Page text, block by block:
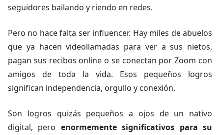
seguidores bailando y riendo en redes.
Pero no hace falta ser influencer. Hay miles de abuelos
que ya hacen videollamadas para ver a sus nietos,
pagan sus recibos online o se conectan por Zoom con
amigos de toda la vida. Esos pequeños logros
significan independencia, orgullo y conexión.
Son logros quizás pequeños a ojos de un nativo
digital, pero enormemente significativos para su